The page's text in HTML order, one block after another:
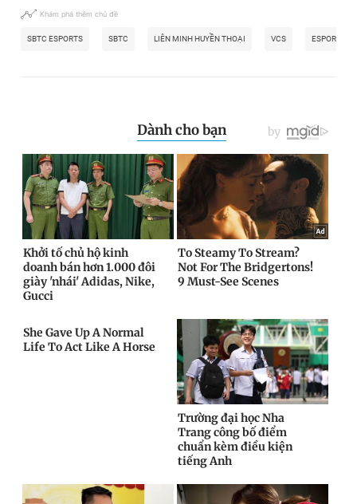
Khám phá thêm chủ đề
SBTC ESPORTS SBTC LIÊN MINH HUYỀN THOẠI VCS ESPORT